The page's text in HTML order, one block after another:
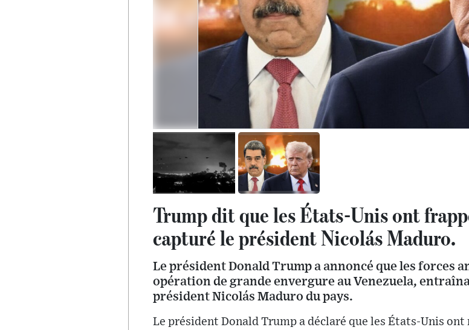
Trump dit que les États-Unis ont
capturé le président Nicolás Maduro.
Le président Donald Trump a annoncé que les forces
opération de grande envergure au Venezuela,
président Nicolás Maduro du pays.
Le président Donald Trump a déclaré que les États-Unis ont